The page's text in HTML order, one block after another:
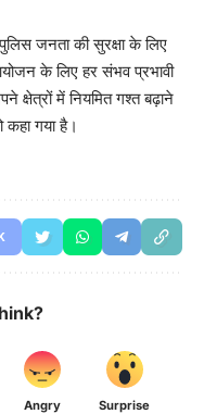
जनता की सुरक्षा के लिए
के लिए हर संभव प्रभावी
क्षेत्रों में नियमित गश्त बढ़ाने
गया है।
Angry Surprise